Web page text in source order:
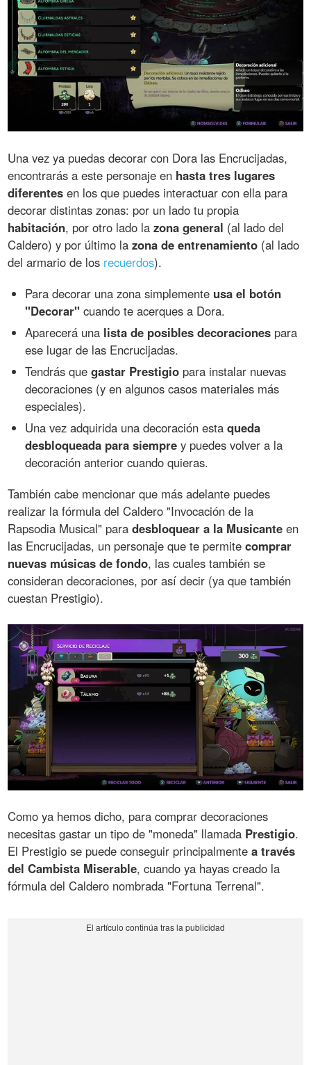
Una vez ya puedas decorar con Dora las Encrucijadas,
encontrarás a este personaje en hasta tres lugares
diferentes en los que puedes interactuar con ella para
decorar distintas zonas: por un lado tu propia
habitación, por otro lado lazona general (al lado del
Caldero) y por último lazona de entrenamiento (al lado
del armario de los recuerdos).
Para decorar una zona simplemente usa el botón
"Decorar" cuando te acerques a Dora.
Aparecerá una lista de posibles decoraciones para
ese lugar de las Encrucijadas.
Tendrás quegastar Prestigio para instalar nuevas
decoraciones (y en algunos casos materiales más
especiales).
Una vez adquirida una decoración estaqueda
desbloqueada para siempre y puedes volver a la
decoración anterior cuando quieras.
También cabe mencionar que más adelante puedes
realizar la fórmula del Caldero "Invocación de la
Rapsodia Musical" paradesbloquear a la Musicante en
las Encrucijadas, un personaje que te permitecomprar
nuevas músicas de fondo, las cuales también se
consideran decoraciones, por así decir (ya que también
cuestan Prestigio).
Como ya hemos dicho, para comprar decoraciones
necesitas gastar un tipo de "moneda" llamada Prestigio.
El Prestigio se puede conseguir principalmentea través
del Cambista Miserable, cuando ya hayas creado la
fórmula del Caldero nombrada "Fortuna Terrenal".